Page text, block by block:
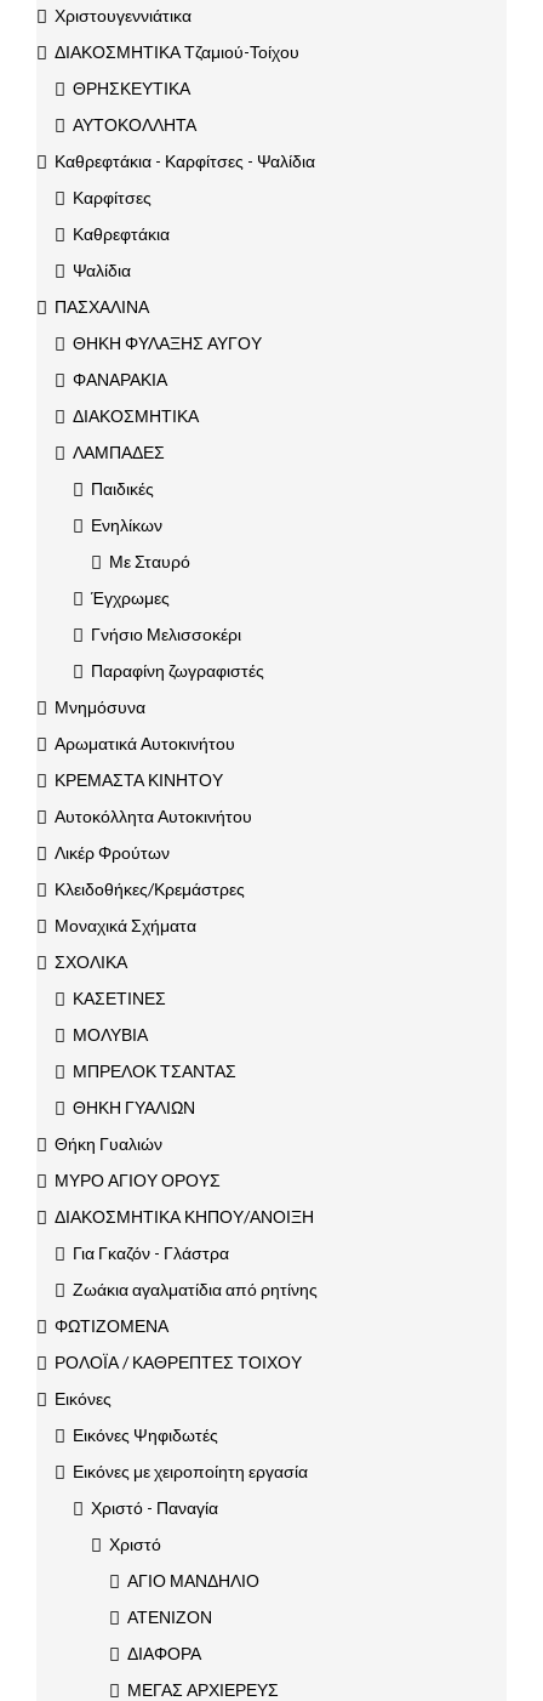
Χριστουγεννιάτικα
ΔΙΑΚΟΣΜΗΤΙΚΑ Τζαμιού-Τοίχου
ΘΡΗΣΚΕΥΤΙΚΑ
ΑΥΤΟΚΟΛΛΗΤΑ
Καθρεφτάκια - Καρφίτσες - Ψαλίδια
Καρφίτσες
Καθρεφτάκια
Ψαλίδια
ΠΑΣΧΑΛΙΝΑ
ΘΗΚΗ ΦΥΛΑΞΗΣ ΑΥΓΟΥ
ΦΑΝΑΡΑΚΙΑ
ΔΙΑΚΟΣΜΗΤΙΚΑ
ΛΑΜΠΑΔΕΣ
Παιδικές
Ενηλίκων
Με Σταυρό
Έγχρωμες
Γνήσιο Μελισσοκέρι
Παραφίνη ζωγραφιστές
Μνημόσυνα
Αρωματικά Αυτοκινήτου
ΚΡΕΜΑΣΤΑ ΚΙΝΗΤΟΥ
Αυτοκόλλητα Αυτοκινήτου
Λικέρ Φρούτων
Κλειδοθήκες/Κρεμάστρες
Μοναχικά Σχήματα
ΣΧΟΛΙΚΑ
ΚΑΣΕΤΙΝΕΣ
ΜΟΛΥΒΙΑ
ΜΠΡΕΛΟΚ ΤΣΑΝΤΑΣ
ΘΗΚΗ ΓΥΑΛΙΩΝ
Θήκη Γυαλιών
ΜΥΡΟ ΑΓΙΟΥ ΟΡΟΥΣ
ΔΙΑΚΟΣΜΗΤΙΚΑ ΚΗΠΟΥ/ΑΝΟΙΞΗ
Για Γκαζόν - Γλάστρα
Ζωάκια αγαλματίδια από ρητίνης
ΦΩΤΙΖΟΜΕΝΑ
ΡΟΛΟΪΑ / ΚΑΘΡΕΠΤΕΣ ΤΟΙΧΟΥ
Εικόνες
Εικόνες Ψηφιδωτές
Εικόνες με χειροποίητη εργασία
Χριστό - Παναγία
Χριστό
ΑΓΙΟ ΜΑΝΔΗΛΙΟ
ΑΤΕΝΙΖΟΝ
ΔΙΑΦΟΡΑ
ΜΕΓΑΣ ΑΡΧΙΕΡΕΥΣ